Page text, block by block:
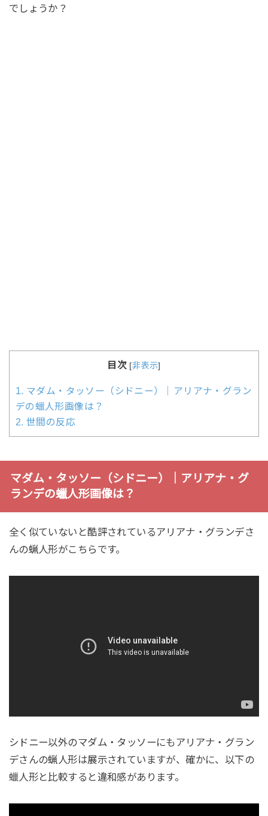
でしょうか？
目次 [非表示]
1. マダム・タッソー（シドニー）｜アリアナ・グラン
デの蠟人形画像は？
2. 世間の反応
マダム・タッソー（シドニー）｜アリアナ・グ
ランデの蠟人形画像は？
全く似ていないと酷評されているアリアナ・グランデさ
んの蝋人形がこちらです。
シドニー以外のマダム・タッソーにもアリアナ・グラン
デさんの蝋人形は展示されていますが、確かに、以下の
蠟人形と比較すると違和感があります。